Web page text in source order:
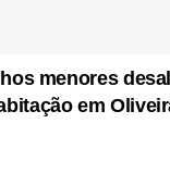
menores
em